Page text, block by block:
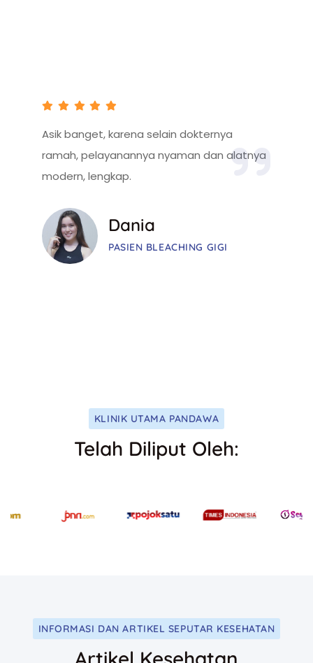
Asik banget, karena selain dokternya
ramah, pelayanannya nyaman dan alatnya
modern, lengkap.
Dania
PASIEN BLEACHING GIGI
KLINIK UTAMA PANDAWA
Telah Diliput Oleh:
INFORMASI DAN ARTIKEL SEPUTAR KESEHATAN